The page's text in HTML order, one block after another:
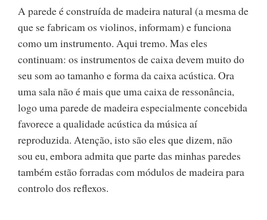
A parede é construída de madeira natural (a mesma de
que se fabricam os violinos, informam) e funciona
como um instrumento. Aqui tremo. Mas eles
continuam: os instrumentos de caixa devem muito do
seu som ao tamanho e forma da caixa acústica. Ora
uma sala não é mais que uma caixa de ressonância,
logo uma parede de madeira especialmente concebida
favorece a qualidade acústica da música aí
reproduzida. Atenção, isto são eles que dizem, não
sou eu, embora admita que parte das minhas paredes
também estão forradas com módulos de madeira para
controlo dos reflexos.